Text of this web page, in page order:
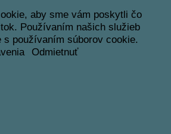
aby sme vám poskytli čo
Používaním našich služieb
používaním súborov cookie.
Odmietnuť